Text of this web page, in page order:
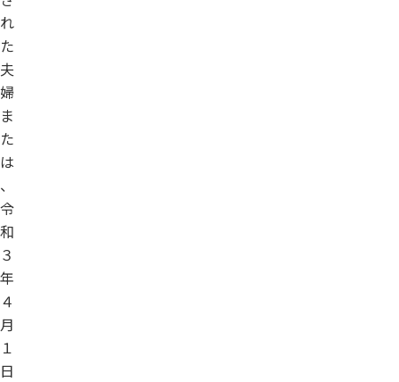
れ
た
夫
婦
ま
た
は
、
令
和
３
年
４
月
１
日